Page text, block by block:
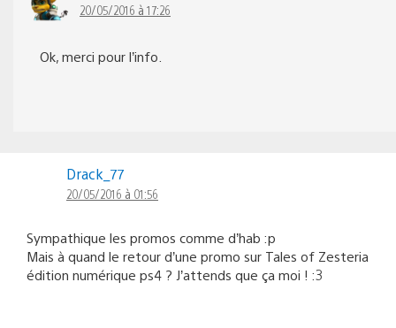
20/05/2016 à 17:26
Ok, merci pour l’info.
Drack_77
20/05/2016 à 01:56
Sympathique les promos comme d’hab :p
Mais à quand le retour d’une promo sur Tales of Zesteria
édition numérique ps4 ? J’attends que ça moi ! :3